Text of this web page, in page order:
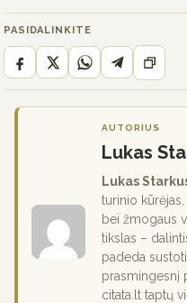
PASIDALINKITE
AUTORIUS
Lukas
Lukas
turinio
bei žmogaus
tikslas –
padeda
prasmingesnį
citata.lt taptų